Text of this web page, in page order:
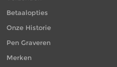
Betaalopties
Onze Historie
Pen Graveren
Merken